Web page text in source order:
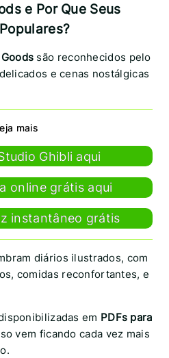
e Por Que Seus
são reconhecidos pelo
e cenas nostálgicas
mais
Ghibli aqui
online grátis aqui
instantâneo grátis
diários ilustrados, com
comidas reconfortantes, e
em PDFs para
vem ficando cada vez mais